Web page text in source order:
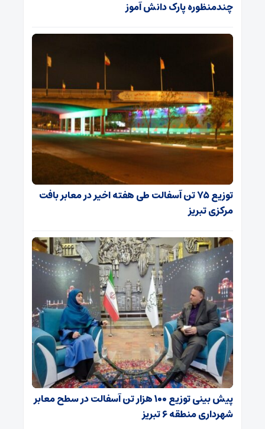
چندمنظوره پارک دانش آموز
توزیع ۷۵ تن آسفالت طی هفته اخیر در معابر بافت
مرکزی تبریز
پیش بینی توزیع ۱۰۰ هزار تن آسفالت در سطح معابر
شهرداری منطقه ۶ تبریز